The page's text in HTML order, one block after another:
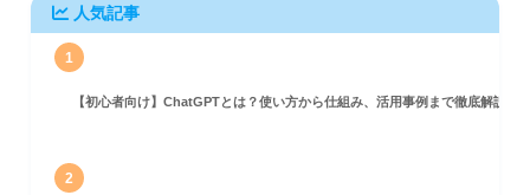
人気記事
1
【初心者向け】ChatGPTとは？使い方から仕組み、活用事例まで徹底解説
2